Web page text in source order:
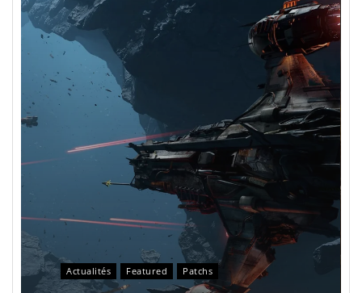
Actualités Featured Patchs